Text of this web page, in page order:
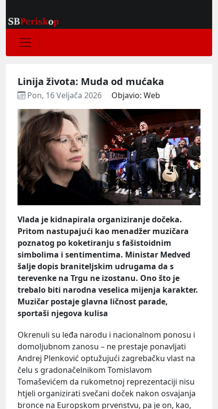
Linija života: Muda od mućaka
Pon, 16 Veljača 2026 Objavio: Web
Vlada je kidnapirala organiziranje dočeka.
Pritom nastupajući kao menadžer muzičara
poznatog po koketiranju s fašistoidnim
simbolima i sentimentima. Ministar Medved
šalje dopis braniteljskim udrugama da s
terevenke na Trgu ne izostanu. Ono što je
trebalo biti narodna veselica mijenja karakter.
Muzičar postaje glavna ličnost parade,
sportaši njegova kulisa
Okrenuli su leđa narodu i nacionalnom ponosu i
domoljubnom zanosu – ne prestaje ponavljati
Andrej Plenković optužujući zagrebačku vlast na
čelu s gradonačelnikom Tomislavom
Tomaševićem da rukometnoj reprezentaciji nisu
htjeli organizirati svečani doček nakon osvajanja
bronce na Europskom prvenstvu, pa je on, kao,